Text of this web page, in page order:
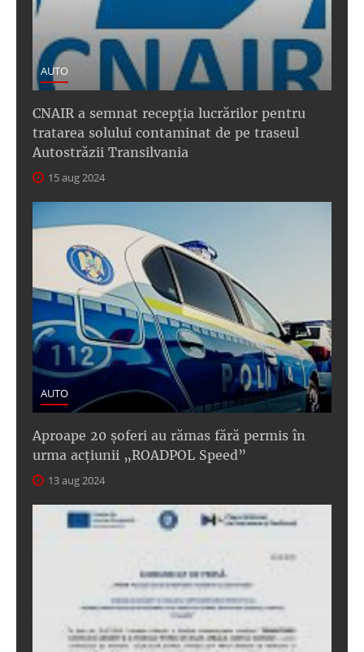
AUTO
CNAIR a semnat recepţia lucrărilor pentru
tratarea solului contaminat de pe traseul
Autostrăzii Transilvania
15 aug 2024
AUTO
Aproape 20 șoferi au rămas fără permis în
urma acțiunii „ROADPOL Speed”
13 aug 2024